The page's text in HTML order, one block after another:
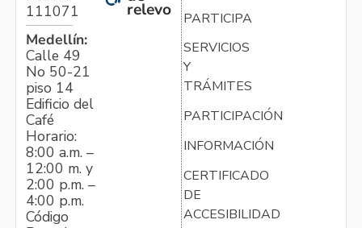
111071
Medellín:
Calle 49
No 50-21
piso 14
Edificio del
Café
Horario:
8:00 a.m. –
12:00 m. y
2:00 p.m. –
4:00 p.m.
Código
relevo
PARTICIPA
SERVICIOS
Y
TRÁMITES
PARTICIPACIÓN
INFORMACIÓN
CERTIFICADO
DE
ACCESIBILIDAD